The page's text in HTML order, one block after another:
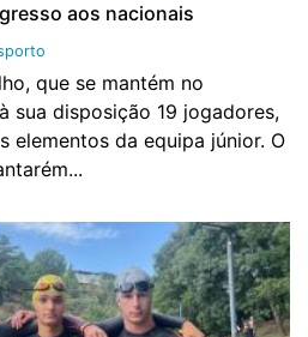
aos nacionais
que se mantém no
sua disposição 19 jogadores,
elementos da equipa júnior. O